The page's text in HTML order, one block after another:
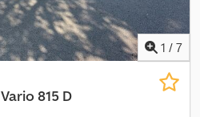
1 / 7
Vario 815 D